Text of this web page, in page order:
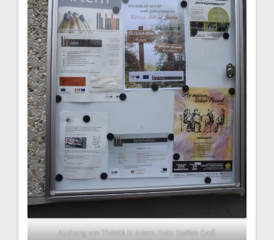
Aushang von ThINKA in Artern. Foto: Steffen Groß